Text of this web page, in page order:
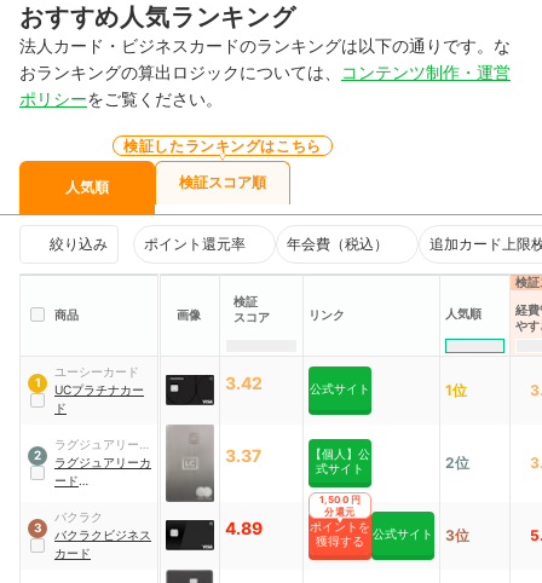
おすすめ人気ランキング
法人カード・ビジネスカードのランキングは以下の通りです。な
おランキングの算出ロジックについては、
コンテンツ制作・運営
ポリシーをご覧ください。
人気順
検証したランキングはこちら
検証スコア順
絞り込み ポイント還元率 年会費（税込） 追加カード上限
商品 画像
検証
スコア
リンク 人気順
検証
経費
やす
1
ユーシーカード
UCプラチナカー
ド
3.42 公式サイト 1位
2
ラグジュアリーカ
ード合同会社
ラグジュアリーカ
ード
Titanium Card™
3.37
【個人】公
式サイト
2位
3
バクラク
バクラクビジネス
カード
4.89
ポイントを
獲得する
1,500円
分還元
公式サイト 3位